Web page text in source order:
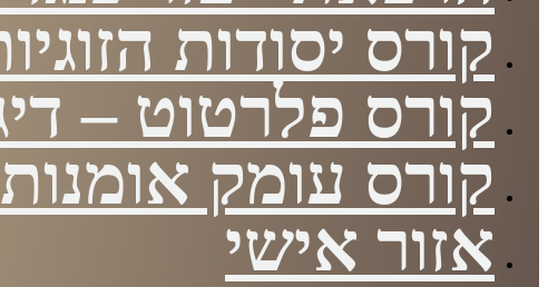
קורס יסודות
קורס פלרטוט –
קורס עומק
אזור אישי